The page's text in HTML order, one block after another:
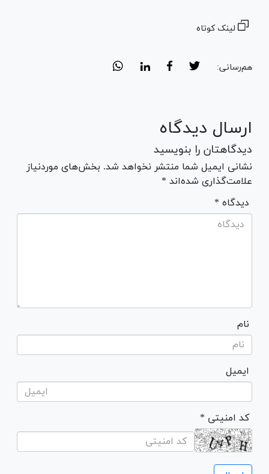
لینک کوتاه
هم‌رسانی:
ارسال دیدگاه
دیدگاهتان را بنویسید
نشانی ایمیل شما منتشر نخواهد شد. بخش‌های موردنیاز
علامت‌گذاری شده‌اند *
* دیدگاه
نام
ایمیل
* کد امنیتی